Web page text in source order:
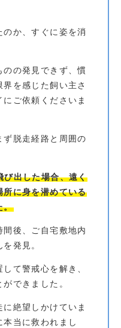
か、すぐに姿を消
の発見できず、慣
を感じた飼い主さ
ご依頼くださいま
脱走経路と周囲の
び出した場合、遠く
所に身を潜めている
。
後、ご自宅敷地内
発見。
て警戒心を解き、
できました。
に絶望しかけていま
当に救われまし